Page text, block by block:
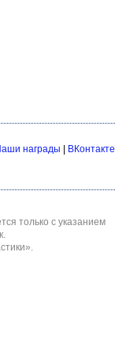
награды
ВКонтакте
только с указанием
.